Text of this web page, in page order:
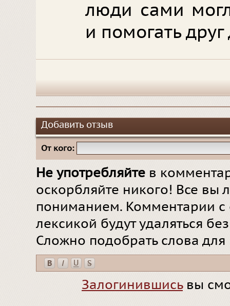
люди сами
и помогать друг
Добавить отзыв
От кого:
Не употребляйте в
оскорбляйте никого! Все вы
пониманием. Комментарии
лексикой будут удаляться
Сложно подобрать слова
Залогинившисьвы